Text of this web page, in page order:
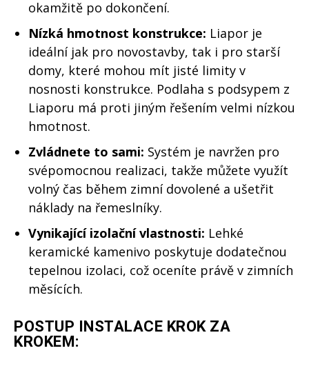
okamžitě po dokončení.
Nízká hmotnost konstrukce: Liapor je
ideální jak pro novostavby, tak i pro starší
domy, které mohou mít jisté limity v
nosnosti konstrukce. Podlaha s podsypem z
Liaporu má proti jiným řešením velmi nízkou
hmotnost.
Zvládnete to sami: Systém je navržen pro
svépomocnou realizaci, takže můžete využít
volný čas během zimní dovolené a ušetřit
náklady na řemeslníky.
Vynikající izolační vlastnosti: Lehké
keramické kamenivo poskytuje dodatečnou
tepelnou izolaci, což oceníte právě v zimních
měsících.
POSTUP INSTALACE KROK ZA
KROKEM: